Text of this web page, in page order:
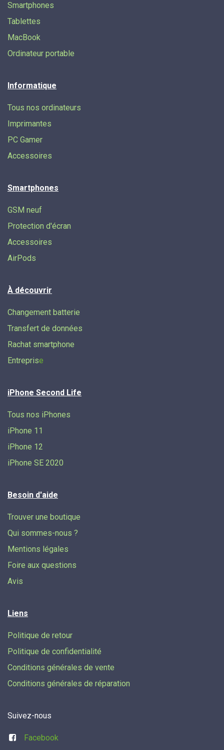
Smartphones
Tablettes
MacBook
Ordinateur portable
Informatique
Tous nos ordinateurs
Imprimantes
PC Gamer
Accessoires
Smartphones
GSM neuf
Protection d'écran
Accessoires
AirPods
À découvrir
Changement batterie
Transfert de données​
Rachat smartphone
Entreprise
iPhone Second Life
Tous nos iPhones
iPhone 11
iPhone 12
iPhone SE 2020
Besoin d'aide
Trouver une boutique
Qui sommes-nous ?
Mentions légales
Foire aux questions
Avis
Liens
Politique de retour
Politique de confidentialité
Conditions générales de vente
Conditions générales de réparation
Suivez-nous
Facebook